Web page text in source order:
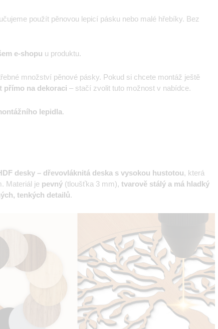
použít pěnovou lepicí pásku nebo malé hřebíky. Bez
e-shopu u produktu.
množství pěnové pásky. Pokud si chcete montáž ještě
přímo na dekoraci – stačí zvolit tuto možnost v nabídce.
lepidla.
desky – dřevovláknitá deska s vysokou hustotou, která
Materiál je pevný (tloušťka 3 mm), tvarově stálý a má hladký
tenkých detailů.